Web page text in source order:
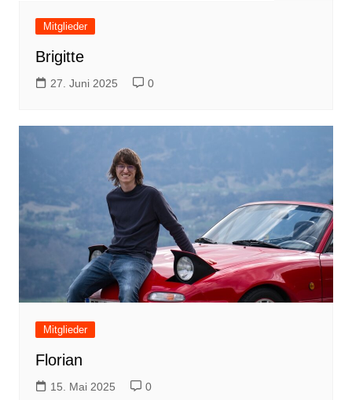
Mitglieder
Brigitte
27. Juni 2025 0
Mitglieder
Florian
15. Mai 2025 0